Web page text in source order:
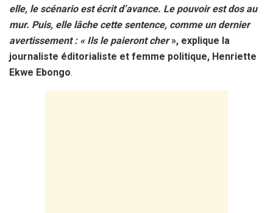
elle, le scénario est écrit d’avance. Le pouvoir est dos au
mur. Puis, elle lâche cette sentence, comme un dernier
avertissement : « Ils le paieront cher», explique la
journaliste éditorialiste et femme politique, Henriette
Ekwe Ebongo.